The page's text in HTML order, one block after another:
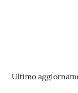
Ultimo